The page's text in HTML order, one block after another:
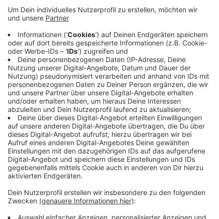
Heckinghausen zu kaufen, um dort eine neue
Gesamtschule zu bauen. Nach Ansicht der Linken
sollte jetzt aber auch schon die nächste neue
Gesamtschule geplant werden - also die dann
achte in Wuppertal. Denn diese Schulform biete
besser als die anderen gerechte Bildungschancen.
Über 70 Prozent der Schüler:innen, die an einer
Gesamtschule das Abitur machen, hätten in der
vierten Klasse keine Gymnasialempfehlung gehabt.
Veröffentlicht:Donnerstag, 01.04.2021 15:12
Anzeige